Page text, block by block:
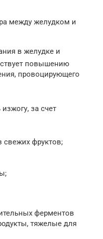
между желудком и
в желудке и
повышению
провоцирующего
за счет
фруктов;
ферментов
тяжелые для